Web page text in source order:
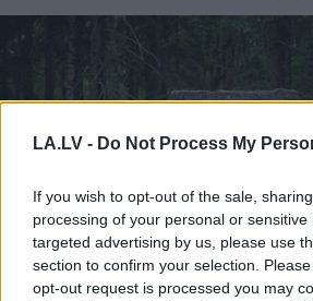
LA.LV - Do Not Process My
If you wish to opt-out of the sale,
processing of your personal or
targeted advertising by us, please use
section to confirm your selection.
opt-out request is processed you may